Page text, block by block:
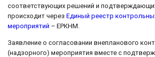
соответствующих решений и
происходит через Единый реестр
мероприятий – ЕРКНМ.
Заявление о согласовании внепланового
(надзорного) мероприятия вместе с